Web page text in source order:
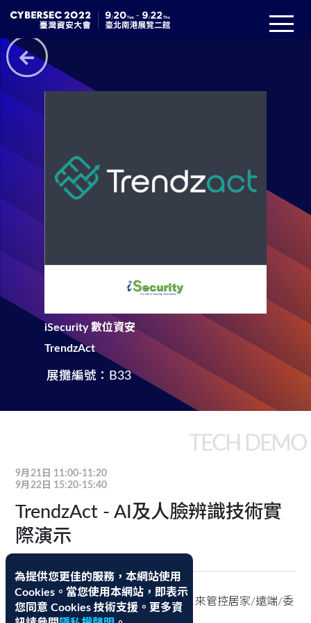
為提供您更佳的服務，本網站使用
Cookies。當您使用本網站，即表示
您同意 Cookies 技術支援。更多資
iSecurity 數位資安
TrendzAct
展攤編號：B33
TECH DEMO
9月21日 11:00-11:20
9月22日 15:20-15:40
TrendzAct - AI及人臉辨識技術實
際演示
介紹TrendzAct運用AI人臉辨識技術，來管控居家/遠端/委
外工作環境